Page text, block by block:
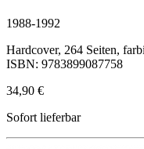
1988-1992
Hardcover, 264 Seiten,
ISBN: 9783899087758
34,90 €
Sofort lieferbar